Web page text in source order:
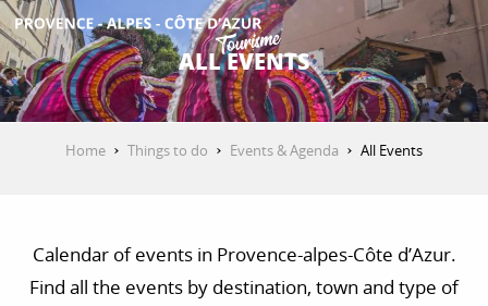
Aller
au
contenu
principal
GET INSPIRED
PLAN YOUR STAY
ALL EVENTS
Home Things to do Events & Agenda All Events
Calendar of events in Provence-alpes-Côte d’Azur.
Find all the events by destination, town and type of